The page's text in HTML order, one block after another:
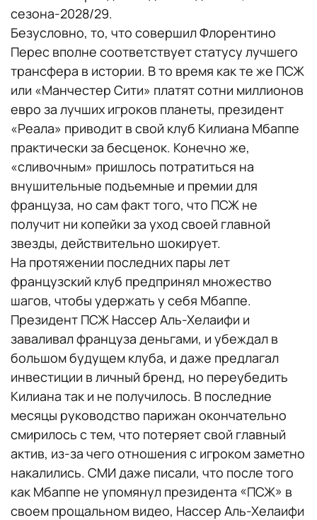
сезона-2028/29.
Безусловно, то, что совершил Флорентино
Перес вполне соответствует статусу лучшего
трансфера в истории. В то время как те же ПСЖ
или «Манчестер Сити» платят сотни миллионов
евро за лучших игроков планеты, президент
«Реала» приводит в свой клуб Килиана Мбаппе
практически за бесценок. Конечно же,
«сливочным» пришлось потратиться на
внушительные подъемные и премии для
француза, но сам факт того, что ПСЖ не
получит ни копейки за уход своей главной
звезды, действительно шокирует.
На протяжении последних пары лет
французский клуб предпринял множество
шагов, чтобы удержать у себя Мбаппе.
Президент ПСЖ Нассер Аль-Хелаифи и
заваливал француза деньгами, и убеждал в
большом будущем клуба, и даже предлагал
инвестиции в личный бренд, но переубедить
Килиана так и не получилось. В последние
месяцы руководство парижан окончательно
смирилось с тем, что потеряет свой главный
актив, из-за чего отношения с игроком заметно
накалились. СМИ даже писали, что после того
как Мбаппе не упомянул президента «ПСЖ» в
своем прощальном видео, Нассер Аль-Хелаифи